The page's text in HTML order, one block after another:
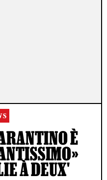
È
À DEUX'